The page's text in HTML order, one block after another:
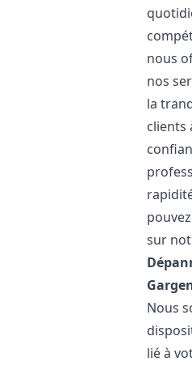
nous
nos
la
clients
sur
Nous
lié à